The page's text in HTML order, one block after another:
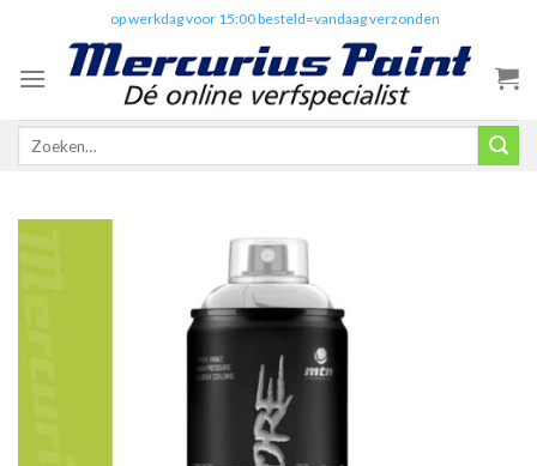
content
op werkdag voor 15:00 besteld=vandaag verzonden
Zoeken